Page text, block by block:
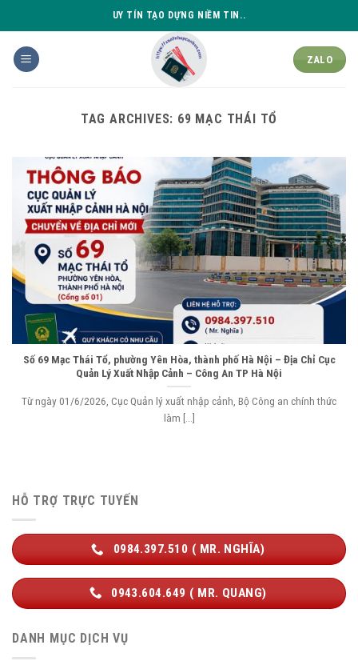
to
content
UY TÍN TẠO DỰNG NIỀM TIN..
ZALO
TAG ARCHIVES: 69 MẠC THÁI TỔ
Số 69 Mạc Thái Tổ, phường Yên Hòa, thành phố Hà Nội – Địa Chỉ Cục
Quản Lý Xuất Nhập Cảnh – Công An TP Hà Nội
Từ ngày 01/6/2026, Cục Quản lý xuất nhập cảnh, Bộ Công an chính thức
làm [...]
HỖ TRỢ TRỰC TUYẾN
0984.397.510 ( MR. NGHĨA)
0943.604.649 ( MR. QUANG)
DANH MỤC DỊCH VỤ